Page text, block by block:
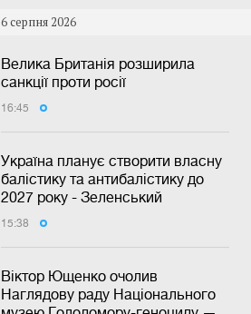
6 серпня 2026
Велика Британія розширила
санкції проти росії
16:45
Україна планує створити власну
балістику та антибалістику до
2027 року - Зеленський
15:38
Віктор Ющенко очолив
Наглядову раду Національного